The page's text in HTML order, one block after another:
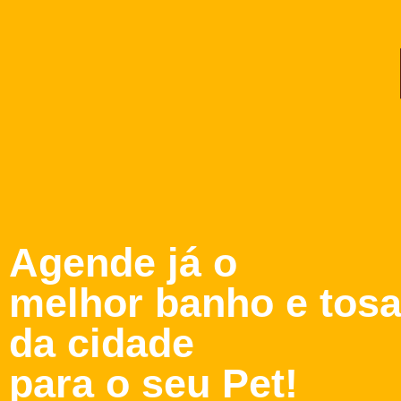
Agende já o
melhor banho e tosa
da cidade
para o seu Pet!